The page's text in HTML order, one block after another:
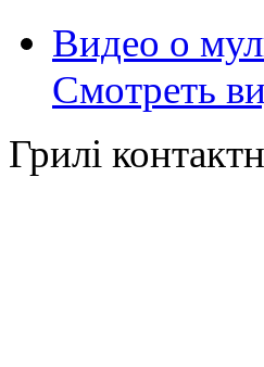
Видео о
Смотреть
Грилі